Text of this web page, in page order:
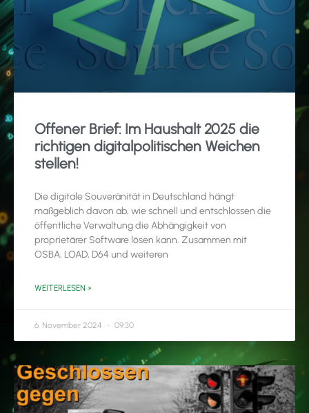
Offener Brief: Im Haushalt 2025 die
richtigen digitalpolitischen Weichen
stellen!
Die digitale Souveränität in Deutschland hängt
maßgeblich davon ab, wie schnell und entschlossen die
öffentliche Verwaltung die Abhängigkeit von
proprietärer Software lösen kann. Zusammen mit
OSBA, LOAD, D64 und weiteren
WEITERLESEN »
6. November 2024 09:30